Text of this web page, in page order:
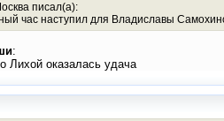
писал(а):
час наступил для Владиславы
:
Лихой оказалась удача